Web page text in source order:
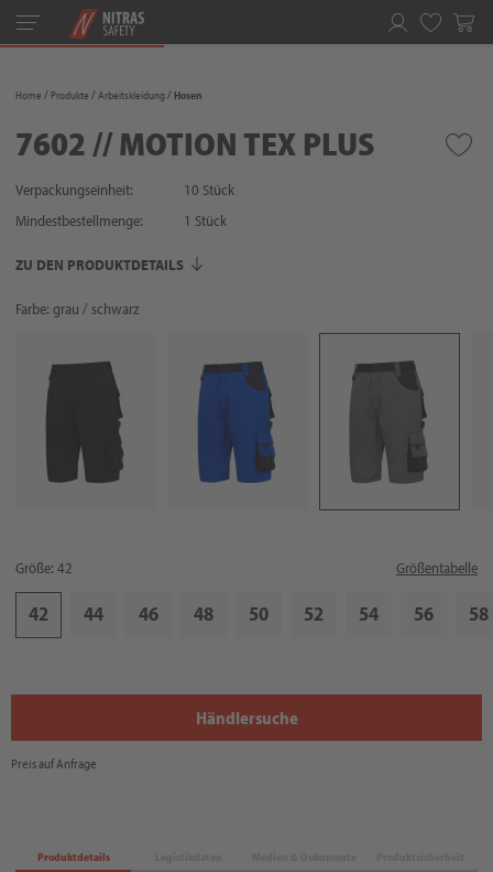
Toggle
navigation
Home Produkte Arbeitskleidung Hosen
7602 // MOTION TEX PLUS
Verpackungseinheit:
10 Stück
Mindestbestellmenge:
1 Stück
ZU DEN PRODUKTDETAILS
Farbe: grau / schwarz
Größe: 42 Größentabelle
42 44 46 48 50 52 54 56 58
Händlersuche
Preis auf Anfrage
Produktdetails